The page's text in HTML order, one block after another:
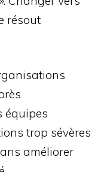
résout
équipes
trop sévères
améliorer